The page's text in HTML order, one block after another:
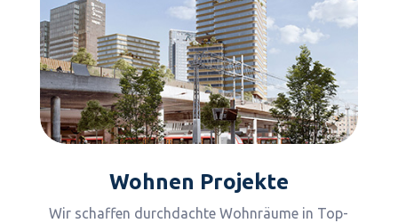
Wohnen Projekte
Wir schaffen durchdachte Wohnräume in Top-